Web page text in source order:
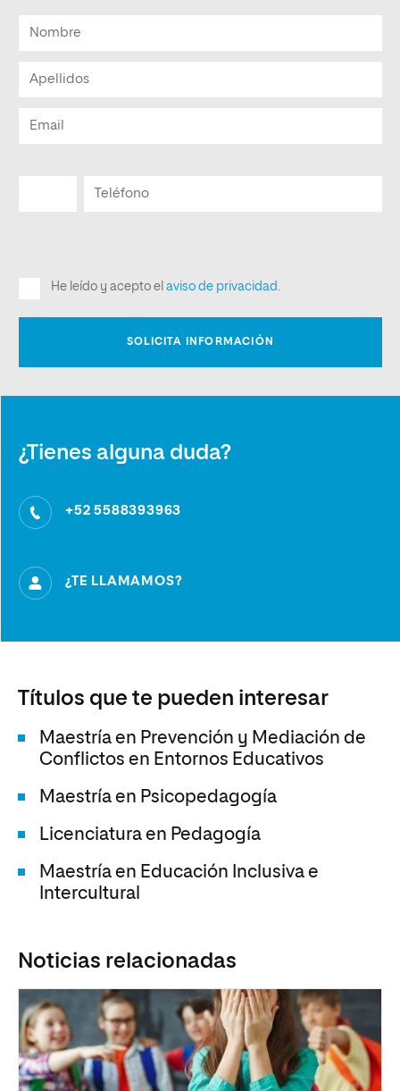
¿Tienes alguna duda?
+52 5588393963
¿TE LLAMAMOS?
Títulos que te pueden interesar
Maestría en Prevención y Mediación de
Conflictos en Entornos Educativos
Maestría en Psicopedagogía
Licenciatura en Pedagogía
Maestría en Educación Inclusiva e
Intercultural
Noticias relacionadas